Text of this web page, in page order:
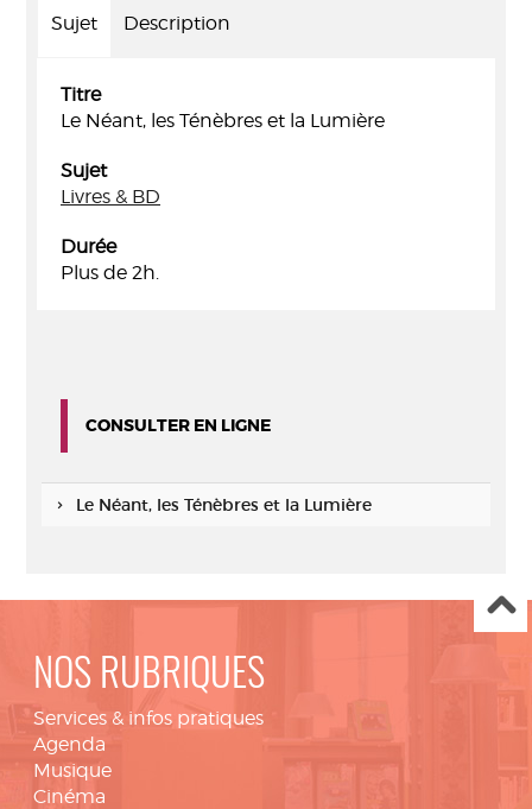
Sujet Description
Titre
Le Néant, les Ténèbres et la Lumière
Sujet
Livres & BD
Durée
Plus de 2h.
CONSULTER EN LIGNE
Le Néant, les Ténèbres et la Lumière
NOS RUBRIQUES
Services & infos pratiques
Agenda
Musique
Cinéma